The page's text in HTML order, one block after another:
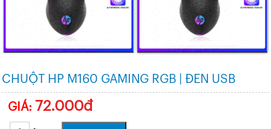
CHUỘT HP M160 GAMING RGB | ĐEN USB
GIÁ: 72.000đ